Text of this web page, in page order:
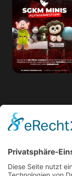
MEDIA-